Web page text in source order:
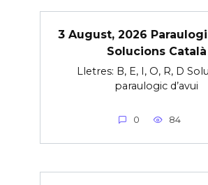
3 August, 2026
Solucions Català
Lletres: B, E, I, O, R, D
paraulogic d’avui
0 84